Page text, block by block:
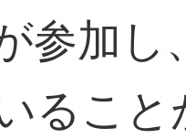
参加し
るこ